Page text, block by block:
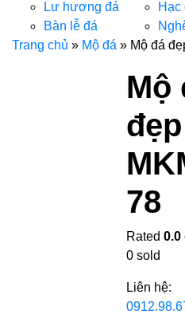
Lư hương đá
Bàn lễ đá
Hạc
Trang chủ » Mộ đá » Mộ đá
Mộ
đẹp
78
Rated0.0
0 sold
Liên hệ: